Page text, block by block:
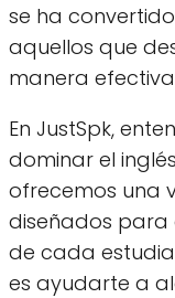
se ha
aquellos que
manera
En JustSpk,
dominar el
ofrecemos una
diseñados
de cada
es ayudarte a